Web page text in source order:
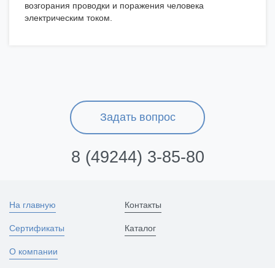
возгорания проводки и поражения человека
электрическим током.
Задать вопрос
8 (49244) 3-85-80
На главную
Сертификаты
О компании
Контакты
Каталог